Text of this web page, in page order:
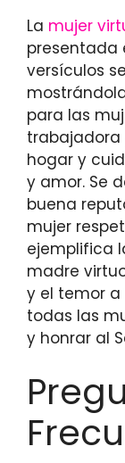
La mujer
presentada
versículos
para las
trabajadora
hogar y
y amor. Se
buena
mujer
ejemplifica
madre
y el temor a
todas las
y honrar al